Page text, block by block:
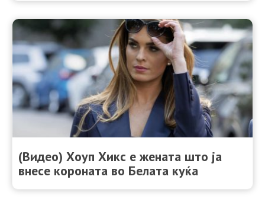
(Видео) Хоуп Хикс е жената што ја
внесе короната во Белата куќа